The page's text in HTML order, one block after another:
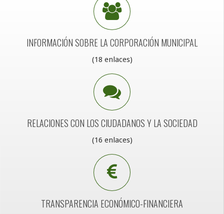
INFORMACIÓN SOBRE LA CORPORACIÓN MUNICIPAL
(18 enlaces)
RELACIONES CON LOS CIUDADANOS Y LA SOCIEDAD
(16 enlaces)
TRANSPARENCIA ECONÓMICO-FINANCIERA